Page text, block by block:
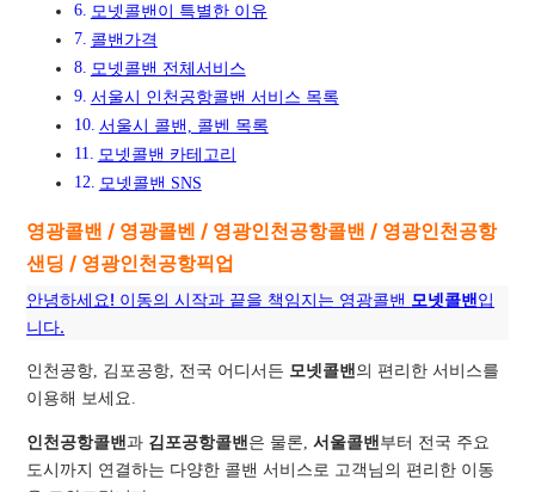
모넷콜밴이 특별한 이유
콜밴가격
모넷콜밴 전체서비스
서울시 인천공항콜밴 서비스 목록
서울시 콜밴, 콜벤 목록
모넷콜밴 카테고리
모넷콜밴 SNS
영광콜밴 / 영광콜벤 / 영광인천공항콜밴 / 영광인천공항
샌딩 / 영광인천공항픽업
안녕하세요! 이동의 시작과 끝을 책임지는 영광콜밴 모넷콜밴입
니다.
인천공항, 김포공항, 전국 어디서든 모넷콜밴 의 편리한 서비스를
이용해 보세요.
인천공항콜밴과 김포공항콜밴 은 물론,서울콜밴 부터 전국 주요
도시까지 연결하는 다양한 콜밴 서비스로 고객님의 편리한 이동